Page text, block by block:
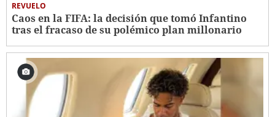
REVUELO
Caos en la FIFA: la decisión que tomó Infantino
tras el fracaso de su polémico plan millonario